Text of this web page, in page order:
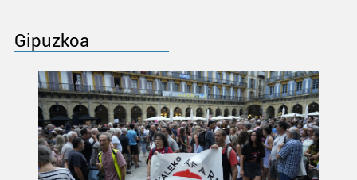
Gipuzkoa